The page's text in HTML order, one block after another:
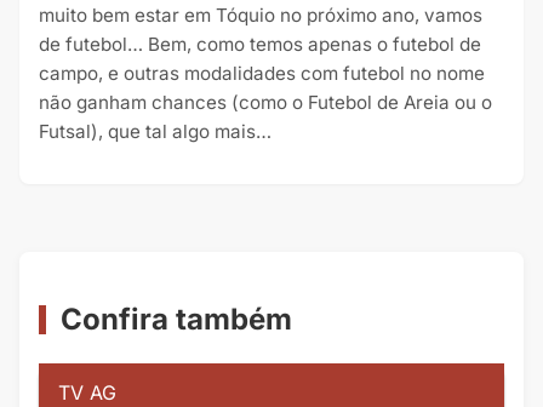
muito bem estar em Tóquio no próximo ano, vamos
de futebol… Bem, como temos apenas o futebol de
campo, e outras modalidades com futebol no nome
não ganham chances (como o Futebol de Areia ou o
Futsal), que tal algo mais…
Confira também
TV AG